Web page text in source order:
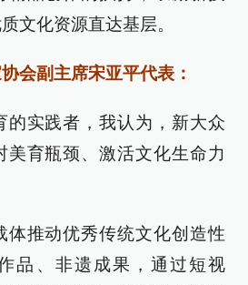
文化资源直达基层。
会副主席宋亚平代表：
的实践者，我认为，新大众
美育瓶颈、激活文化生命力
体推动优秀传统文化创造性
品、非遗成果，通过短视